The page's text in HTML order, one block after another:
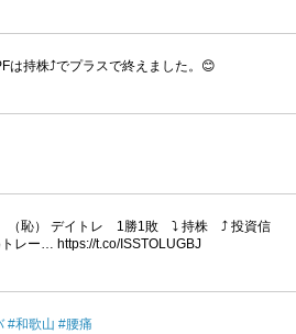
持株⤴でプラスで終えました。😊
。（恥） デイトレ 1勝1敗 ⤵ 持株 ⤴ 投資信
レー… https://t.co/ISSTOLUGBJ
#和歌山 #腰痛